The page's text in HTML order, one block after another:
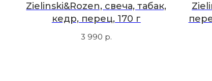
Zielinski&Rozen, свеча, табак,
кедр, перец, 170 г
3 990 р.